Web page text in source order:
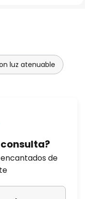
luz atenuable
de